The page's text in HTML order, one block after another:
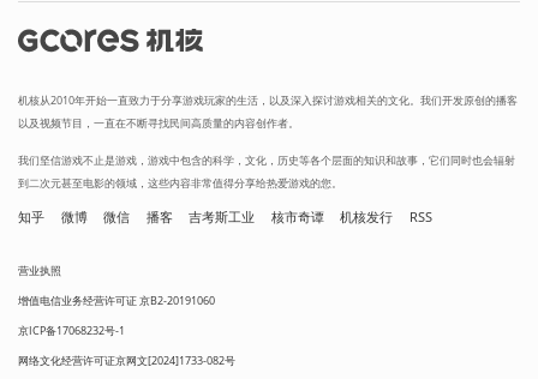
机核从2010年开始一直致力于分享游戏玩家的生活，以及深入探讨游戏相关的文化。我们开发原创的播客
以及视频节目，一直在不断寻找民间高质量的内容创作者。
我们坚信游戏不止是游戏，游戏中包含的科学，文化，历史等各个层面的知识和故事，它们同时也会辐射
到二次元甚至电影的领域，这些内容非常值得分享给热爱游戏的您。
知乎 微博 微信 播客 吉考斯工业 核市奇谭 机核发行 RSS
营业执照
增值电信业务经营许可证 京B2-20191060
京ICP备17068232号-1
网络文化经营许可证京网文[2024]1733-082号